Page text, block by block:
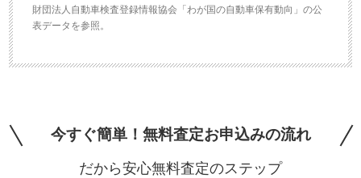
財団法人自動車検査登録情報協会「わが国の自動車保有動向」の公
表データを参照。
今すぐ簡単！無料査定お申込みの流れ
だから安心無料査定のステップ